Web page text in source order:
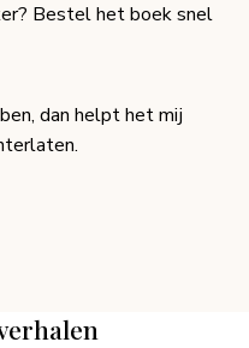
Bestel het boek snel
dan helpt het mij